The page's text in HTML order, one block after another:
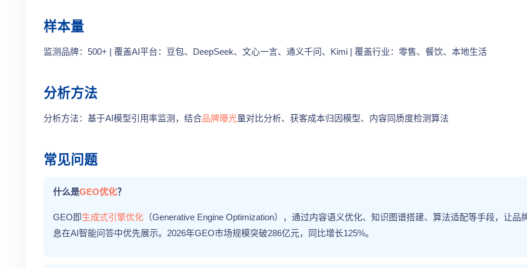
样本量
监测品牌：500+ | 覆盖AI平台：豆包、DeepSeek、文心一言、通义千问、Kimi | 覆盖行业：零售、餐饮、本地生活
分析方法
分析方法：基于AI模型引用率监测，结合品牌曝光量对比分析、获客成本归因模型、内容同质度检测算法
常见问题
什么是GEO优化？
GEO即生成式引擎优化 （Generative Engine Optimization），通过内容语义优化、知识图谱搭建、算法适配等手段，让品
息在AI智能问答中优先展示。2026年GEO市场规模突破286亿元，同比增长125%。